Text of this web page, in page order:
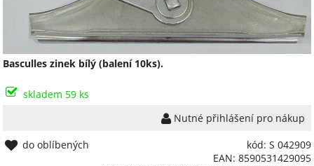
Basculles zinek bílý (balení 10ks).
skladem 59 ks
Nutné přihlášení pro nákup
kód: S 042909
EAN: 8590531429095
do oblíbených